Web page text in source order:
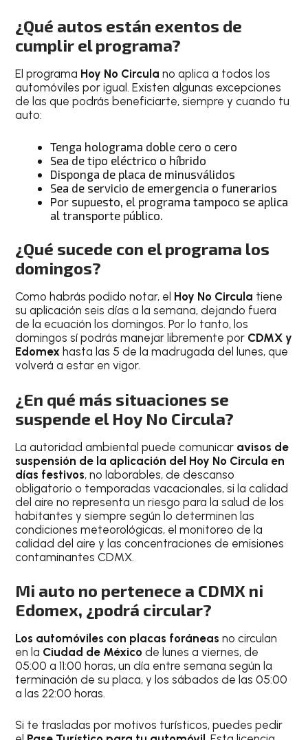
¿Qué autos están exentos de
cumplir el programa?
El programa Hoy No Circulano aplica a todos los
automóviles por igual. Existen algunas excepciones
de las que podrás beneficiarte, siempre y cuando tu
auto:
Tenga holograma doble cero o cero
Sea ​​de tipo eléctrico o híbrido
Disponga de placa de minusválidos
Sea de servicio de emergencia o funerarios
Por supuesto, el programa tampoco se aplica
al transporte público.
¿Qué sucede con el programa los
domingos?
Como habrás podido notar, el Hoy No Circula tiene
su aplicación seis días a la semana, dejando fuera
de la ecuación los domingos. Por lo tanto, los
domingos sí podrás manejar libremente por CDMX y
Edomex hasta las 5 de la madrugada del lunes, que
volverá a estar en vigor.
¿En qué más situaciones se
suspende el Hoy No Circula?
La autoridad ambiental puede comunicar avisos de
suspensión de la aplicación del Hoy No Circula en
días festivos, no laborables, de descanso
obligatorio o temporadas vacacionales, si la calidad
del aire no representa un riesgo para la salud de los
habitantes y siempre según lo determinen las
condiciones meteorológicas, el monitoreo de la
calidad del aire y las concentraciones de emisiones
contaminantes CDMX.
Mi auto no pertenece a CDMX ni
Edomex, ¿podrá circular?
Los automóviles con placas foráneasno circulan
en la Ciudad de Méxicode lunes a viernes, de
05:00 a 11:00 horas, un día entre semana según la
terminación de su placa, y los sábados de las 05:00
a las 22:00 horas.
Si te trasladas por motivos turísticos, puedes pedir